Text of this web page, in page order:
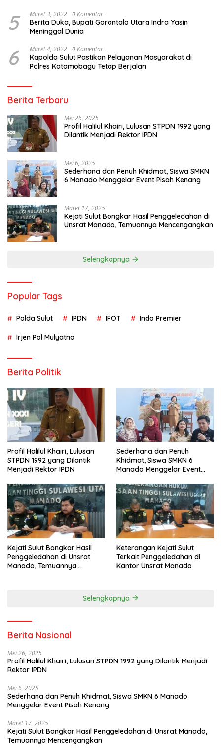
5 Maret 3, 2022 0 Komentar
Berita Duka, Bupati Gorontalo Utara Indra Yasin
Meninggal Dunia
6 Maret 4, 2022 0 Komentar
Kapolda Sulut Pastikan Pelayanan Masyarakat di
Polres Kotamobagu Tetap Berjalan
Berita Terbaru
Mei 26, 2025
Profil Halilul Khairi, Lulusan STPDN 1992 yang
Dilantik Menjadi Rektor IPDN
Mei 6, 2025
Sederhana dan Penuh Khidmat, Siswa SMKN
6 Manado Menggelar Event Pisah Kenang
Maret 17, 2025
Kejati Sulut Bongkar Hasil Penggeledahan di
Unsrat Manado, Temuannya Mencengangkan
Selengkapnya
Popular Tags
Polda Sulut IPDN IPOT Indo Premier
Irjen Pol Mulyatno
Berita Politik
Profil Halilul Khairi, Lulusan
STPDN 1992 yang Dilantik
Menjadi Rektor IPDN
Sederhana dan Penuh
Khidmat, Siswa SMKN 6
Manado Menggelar Event
Kejati Sulut Bongkar Hasil
Penggeledahan di Unsrat
Manado, Temuannya
Keterangan Kejati Sulut
Terkait Penggeledahan di
Kantor Unsrat Manado
Selengkapnya
Berita Nasional
Mei 26, 2025
Profil Halilul Khairi, Lulusan STPDN 1992 yang Dilantik Menjadi
Rektor IPDN
Mei 6, 2025
Sederhana dan Penuh Khidmat, Siswa SMKN 6 Manado
Menggelar Event Pisah Kenang
Maret 17, 2025
Kejati Sulut Bongkar Hasil Penggeledahan di Unsrat Manado,
Temuannya Mencengangkan